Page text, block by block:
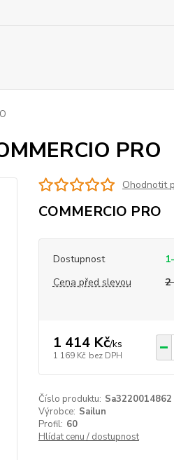
PRO
Ohodnotit
COMMERCIO PRO
Dostupnost
Cena před slevou
2
1 414 Kč/ks
1 169 Kč bez DPH
Číslo produktu: Sa3220014862
Výrobce: Sailun
Profil: 60
Hlídat cenu / dostupnost